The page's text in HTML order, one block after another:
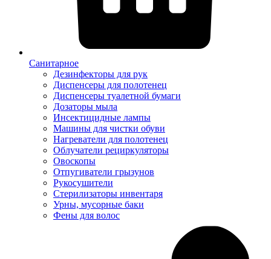
Санитарное
Дезинфекторы для рук
Диспенсеры для полотенец
Диспенсеры туалетной бумаги
Дозаторы мыла
Инсектицидные лампы
Машины для чистки обуви
Нагреватели для полотенец
Облучатели рециркуляторы
Овоскопы
Отпугиватели грызунов
Рукосушители
Стерилизаторы инвентаря
Урны, мусорные баки
Фены для волос